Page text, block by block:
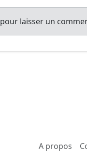
pour laisser un
A propos